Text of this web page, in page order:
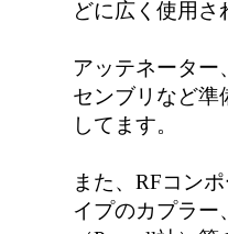
どに広く使用さ
アッテネータ
センブリなど準
してます。
また、RFコン
イプのカプラー